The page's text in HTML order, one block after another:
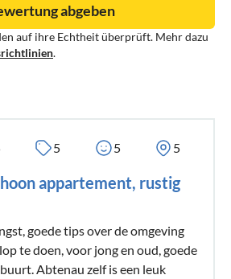
auf ihre Echtheit überprüft. Mehr dazu
.
abgeben
5 5 5
appartement, rustig
goede tips over de omgeving
te doen, voor jong en oud, goede
Abtenau zelf is een leuk